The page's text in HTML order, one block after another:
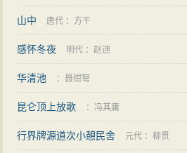
山中 唐代 ： 方干
感怀冬夜 明代 ：赵迪
华清池 ：聂绀弩
昆仑顶上放歌 ：冯其庸
行界牌源道次小憩民舍 元代 ：柳贯